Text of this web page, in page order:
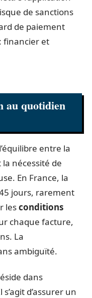
de sanctions
de paiement
financier et
au quotidien
entre la
nécessité de
En France, la
jours, rarement
lesconditions
chaque facture,
La
ambiguïté.
dans
d’assurer un